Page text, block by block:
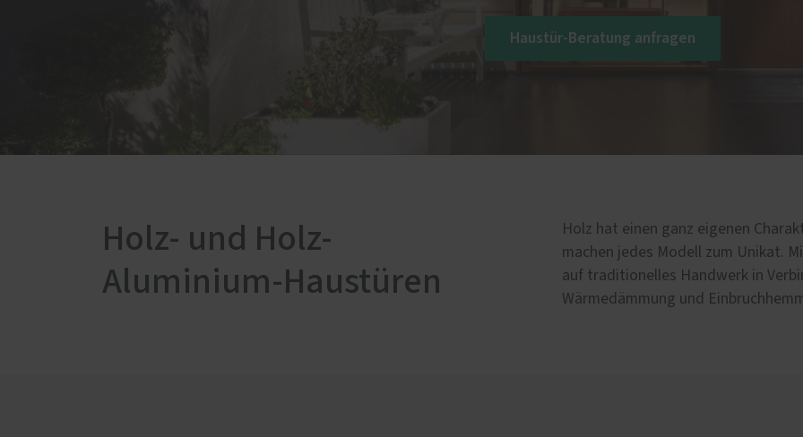
Weitere Leistungen
Haustür-Beratung anfragen
Holz- und Holz-
Aluminium-Haustüren
Holz hat einen ganz eigenen
machen jedes Modell zum Unikat.
auf traditionelles Handwerk in
Wärmedämmung und